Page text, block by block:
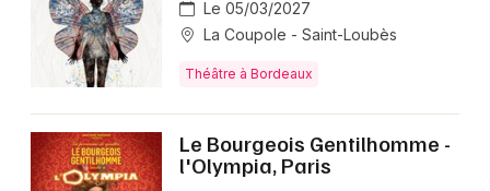
Le 05/03/2027
La Coupole - Saint-Loubès
Théâtre à Bordeaux
Le Bourgeois Gentilhomme -
l'Olympia, Paris